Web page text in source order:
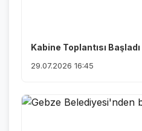
Kabine Toplantısı Başladı
29.07.2026 16:45